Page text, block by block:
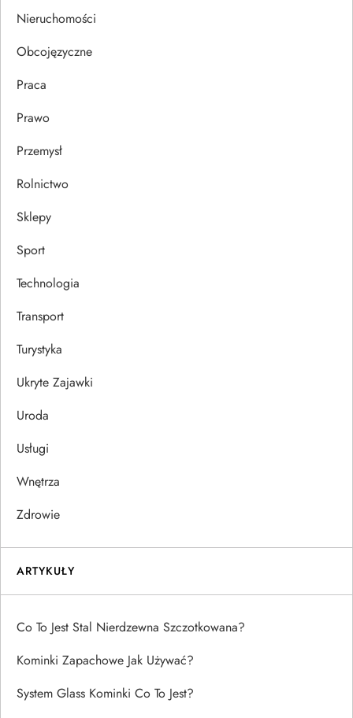
Nieruchomości
Obcojęzyczne
Praca
Prawo
Przemysł
Rolnictwo
Sklepy
Sport
Technologia
Transport
Turystyka
Ukryte Zajawki
Uroda
Usługi
Wnętrza
Zdrowie
ARTYKUŁY
Co To Jest Stal Nierdzewna Szczotkowana?
Kominki Zapachowe Jak Używać?
System Glass Kominki Co To Jest?